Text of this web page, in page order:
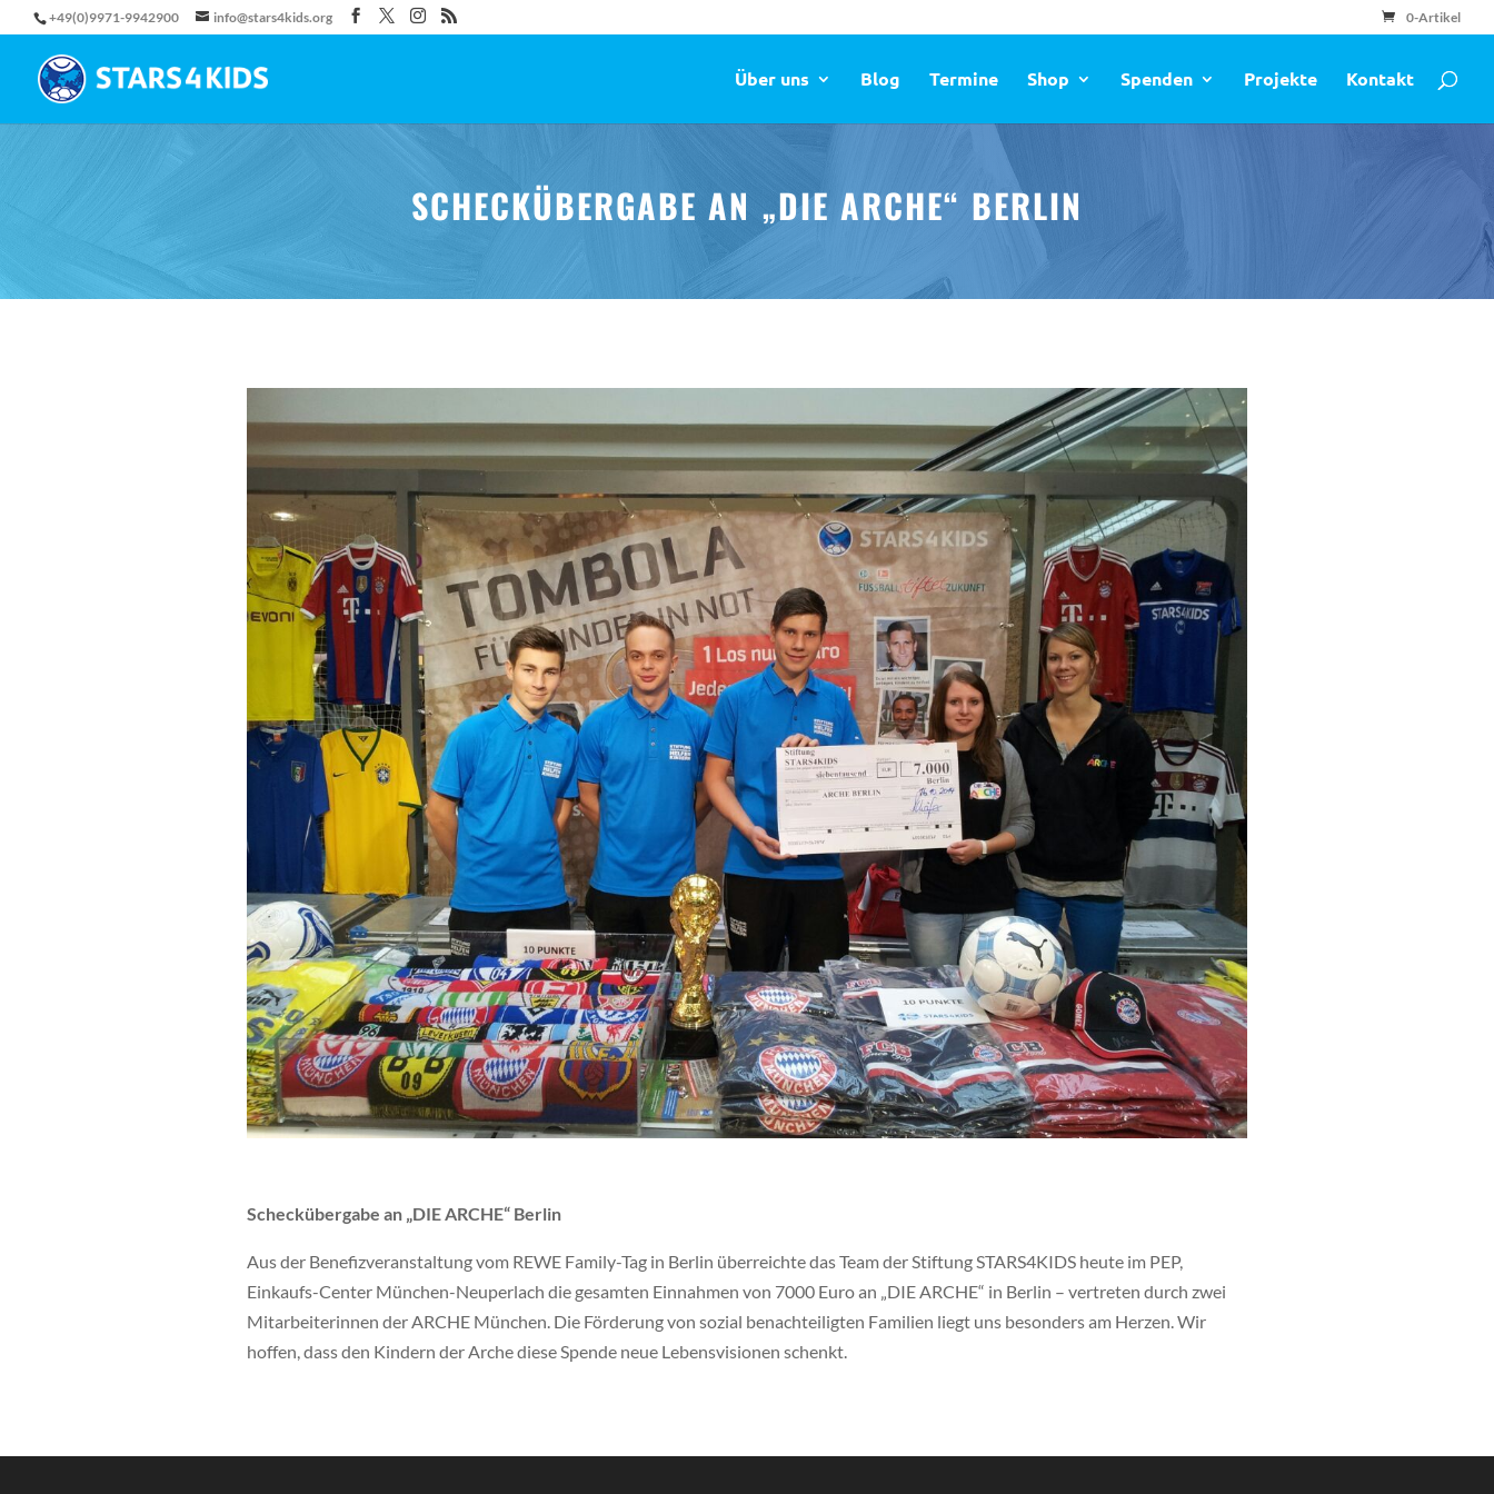
+49(0)9971-9942900 info@stars4kids.org 0-Artikel
Über uns Blog Termine Shop Spenden Projekte Kontakt
SCHECKÜBERGABE AN „DIE ARCHE“ BERLIN
Scheckübergabe an „DIE ARCHE“ Berlin
Aus der Benefizveranstaltung vom REWE Family-Tag in Berlin überreichte das Team der Stiftung STARS4KIDS heute im PEP,
Einkaufs-Center München-Neuperlach die gesamten Einnahmen von 7000 Euro an „DIE ARCHE“ in Berlin – vertreten durch zwei
Mitarbeiterinnen der ARCHE München. Die Förderung von sozial benachteiligten Familien liegt uns besonders am Herzen. Wir
hoffen, dass den Kindern der Arche diese Spende neue Lebensvisionen schenkt.